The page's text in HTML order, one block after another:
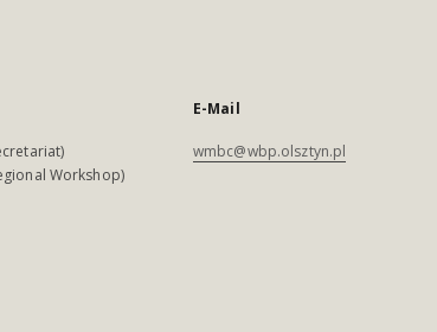
Workshop)
E-Mail
wmbc@wbp.olsztyn.pl